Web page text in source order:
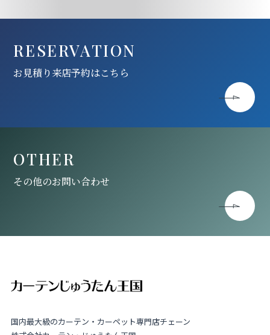
RESERVATION
お見積り来店予約はこちら
OTHER
その他のお問い合わせ
国内最大級のカーテン・カーペット専門店チェーン